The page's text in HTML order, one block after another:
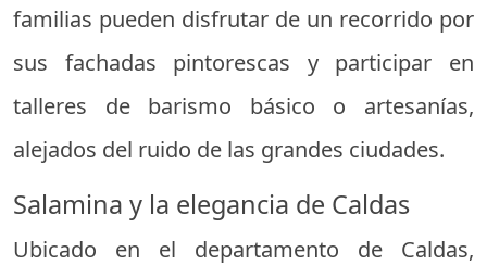
familias pueden disfrutar de un recorrido por
sus fachadas pintorescas y participar en
talleres de barismo básico o artesanías,
alejados del ruido de las grandes ciudades.
Salamina y la elegancia de Caldas
Ubicado en el departamento de Caldas,